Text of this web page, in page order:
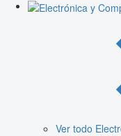
Ver todo